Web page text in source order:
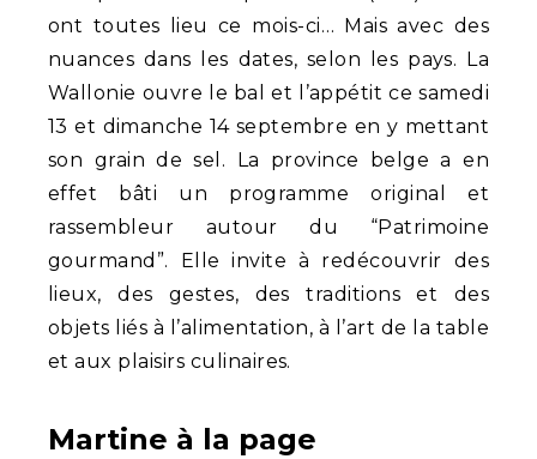
ont toutes lieu ce mois-ci… Mais avec des
nuances dans les dates, selon les pays. La
Wallonie ouvre le bal et l’appétit ce samedi
13 et dimanche 14 septembre en y mettant
son grain de sel. La province belge a en
effet bâti un programme original et
rassembleur autour du “Patrimoine
gourmand”. Elle invite à redécouvrir des
lieux, des gestes, des traditions et des
objets liés à l’alimentation, à l’art de la table
et aux plaisirs culinaires.
Martine à la page